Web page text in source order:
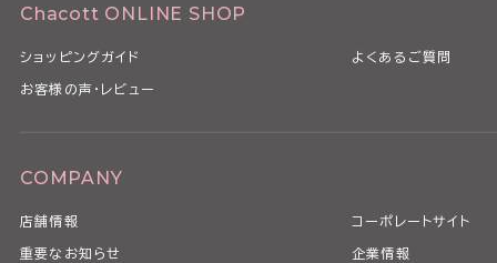
Chacott ONLINE SHOP
ショッピングガイド よくあるご質問
お客様の声・レビュー
COMPANY
店舗情報 コーポレートサイト
重要なお知らせ 企業情報